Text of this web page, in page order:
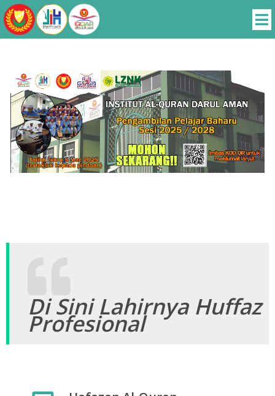
Di Sini Lahirnya Huffaz
Profesional